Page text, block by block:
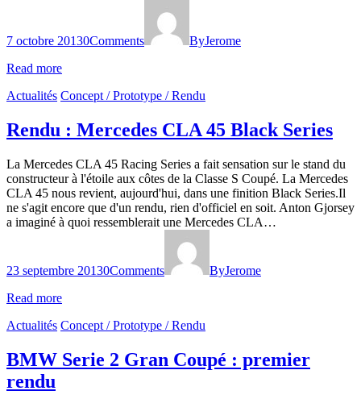
7 octobre 20130Comments ByJerome
Read more
Actualités Concept / Prototype / Rendu
Rendu : Mercedes CLA 45 Black Series
La Mercedes CLA 45 Racing Series a fait sensation sur le stand du
constructeur à l'étoile aux côtes de la Classe S Coupé. La Mercedes
CLA 45 nous revient, aujourd'hui, dans une finition Black Series.Il
ne s'agit encore que d'un rendu, rien d'officiel en soit. Anton Gjorsey
a imaginé à quoi ressemblerait une Mercedes CLA…
23 septembre 20130Comments ByJerome
Read more
Actualités Concept / Prototype / Rendu
BMW Serie 2 Gran Coupé : premier
rendu